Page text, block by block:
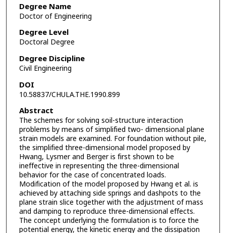
Degree Name
Doctor of Engineering
Degree Level
Doctoral Degree
Degree Discipline
Civil Engineering
DOI
10.58837/CHULA.THE.1990.899
Abstract
The schemes for solving soil-structure interaction
problems by means of simplified two- dimensional plane
strain models are examined. For foundation without pile,
the simplified three-dimensional model proposed by
Hwang, Lysmer and Berger is first shown to be
ineffective in representing the three-dimensional
behavior for the case of concentrated loads.
Modification of the model proposed by Hwang et al. is
achieved by attaching side springs and dashpots to the
plane strain slice together with the adjustment of mass
and damping to reproduce three-dimensional effects.
The concept underlying the formulation is to force the
potential energy, the kinetic energy and the dissipation